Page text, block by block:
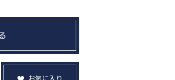
お気に入り